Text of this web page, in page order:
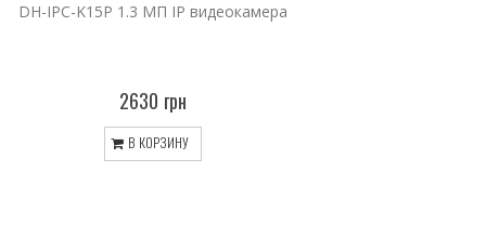
DH-IPC-K15P 1.3 МП IP видеокамера
2630 грн
В КОРЗИНУ